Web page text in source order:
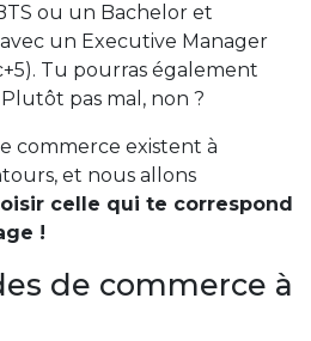
ou un Bachelor et
un Executive Manager
Tu pourras également
pas mal, non ?
commerce existent à
et nous allons
celle qui te correspond
!
de commerce à